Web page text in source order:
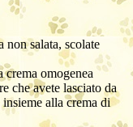
non salata, scolate
crema omogenea
che avete lasciato da
alla crema di